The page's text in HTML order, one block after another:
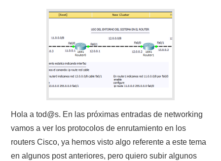
Hola a tod@s. En las próximas entradas de networking
vamos a ver los protocolos de enrutamiento en los
routers Cisco, ya hemos visto algo referente a este tema
en algunos post anteriores, pero quiero subir algunos